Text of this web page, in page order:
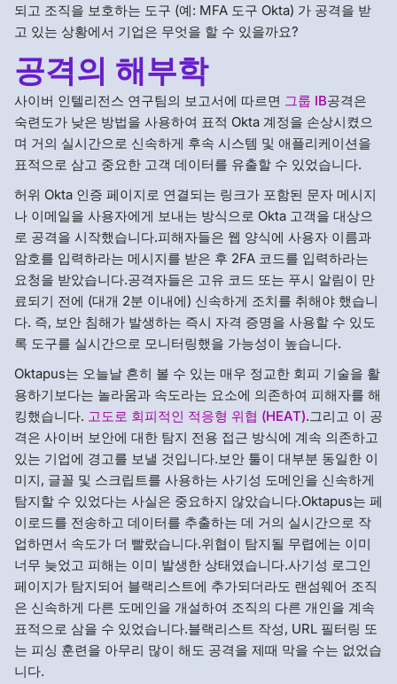
되고 조직을 보호하는 도구 (예: MFA 도구 Okta) 가 공격을 받
고 있는 상황에서 기업은 무엇을 할 수 있을까요?
공격의 해부학
사이버 인텔리전스 연구팀의 보고서에 따르면 그룹 IB공격은
숙련도가 낮은 방법을 사용하여 표적 Okta 계정을 손상시켰으
며 거의 실시간으로 신속하게 후속 시스템 및 애플리케이션을
표적으로 삼고 중요한 고객 데이터를 유출할 수 있었습니다.
허위 Okta 인증 페이지로 연결되는 링크가 포함된 문자 메시지
나 이메일을 사용자에게 보내는 방식으로 Okta 고객을 대상으
로 공격을 시작했습니다.피해자들은 웹 양식에 사용자 이름과
암호를 입력하라는 메시지를 받은 후 2FA 코드를 입력하라는
요청을 받았습니다.공격자들은 고유 코드 또는 푸시 알림이 만
료되기 전에 (대개 2분 이내에) 신속하게 조치를 취해야 했습니
다. 즉, 보안 침해가 발생하는 즉시 자격 증명을 사용할 수 있도
록 도구를 실시간으로 모니터링했을 가능성이 높습니다.
Oktapus는 오늘날 흔히 볼 수 있는 매우 정교한 회피 기술을 활
용하기보다는 놀라움과 속도라는 요소에 의존하여 피해자를 해
킹했습니다. 고도로 회피적인 적응형 위협 (HEAT).그리고 이 공
격은 사이버 보안에 대한 탐지 전용 접근 방식에 계속 의존하고
있는 기업에 경고를 보낼 것입니다.보안 툴이 대부분 동일한 이
미지, 글꼴 및 스크립트를 사용하는 사기성 도메인을 신속하게
탐지할 수 있었다는 사실은 중요하지 않았습니다.Oktapus는 페
이로드를 전송하고 데이터를 추출하는 데 거의 실시간으로 작
업하면서 속도가 더 빨랐습니다.위협이 탐지될 무렵에는 이미
너무 늦었고 피해는 이미 발생한 상태였습니다.사기성 로그인
페이지가 탐지되어 블랙리스트에 추가되더라도 랜섬웨어 조직
은 신속하게 다른 도메인을 개설하여 조직의 다른 개인을 계속
표적으로 삼을 수 있었습니다.블랙리스트 작성, URL 필터링 또
는 피싱 훈련을 아무리 많이 해도 공격을 제때 막을 수는 없었습
니다.